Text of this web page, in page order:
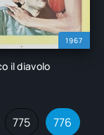
1967
il diavolo
775 776